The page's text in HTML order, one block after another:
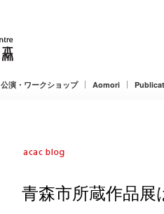
公演・ワークショップ Aomori
青森市所蔵作品